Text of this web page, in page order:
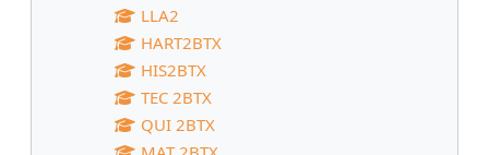
LLA2
HART2BTX
HIS2BTX
TEC 2BTX
QUI 2BTX